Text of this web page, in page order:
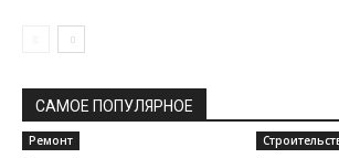
САМОЕ ПОПУЛЯРНОЕ
Ремонт